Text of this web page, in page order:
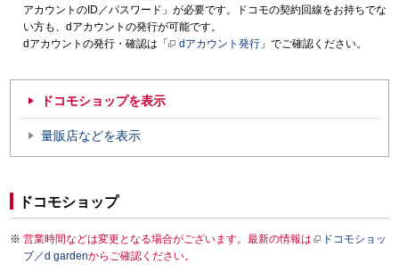
アカウントのID／パスワード」が必要です。ドコモの契約回線をお持ちでな
い方も、dアカウントの発行が可能です。
dアカウントの発行・確認は「
dアカウント発行 」でご確認ください。
ドコモショップを表示
量販店などを表示
ドコモショップ
営業時間などは変更となる場合がございます。最新の情報は
ドコモショッ
プ／d gardenからご確認ください。